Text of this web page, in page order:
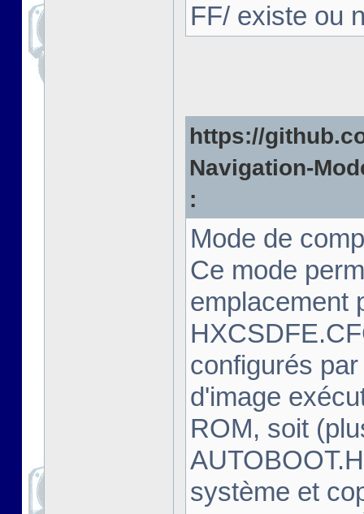
FF/ existe ou
https://
Navigation-
:
Mode de
Ce mode
emplacement
configurés
d'image
ROM, soit
système et